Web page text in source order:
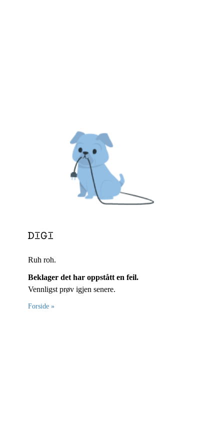
Ruh roh.
Beklager det har oppstått en feil.
Vennligst prøv igjen senere.
Forside »